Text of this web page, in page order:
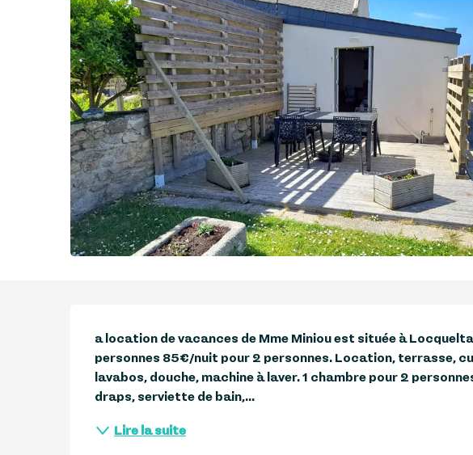
a location de vacances de Mme Miniou est située à
personnes 85€/nuit pour 2 personnes. Location, terrasse,
lavabos, douche, machine à laver. 1 chambre pour 2
draps, serviette de bain,...
Lire la suite